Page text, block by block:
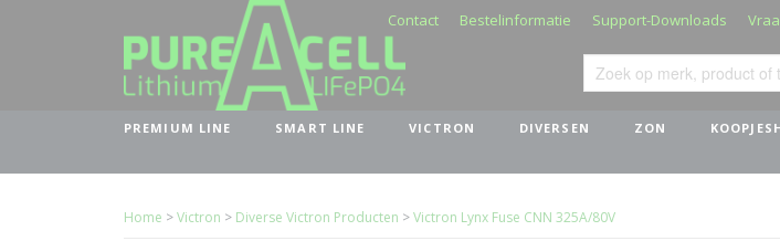
Contact Bestelinformatie Support-Downloads
PREMIUM LINE SMART LINE VICTRON DIVERSEN ZON
Home >Victron > Diverse Victron Producten >Victron Lynx Fuse CNN 325A/80V